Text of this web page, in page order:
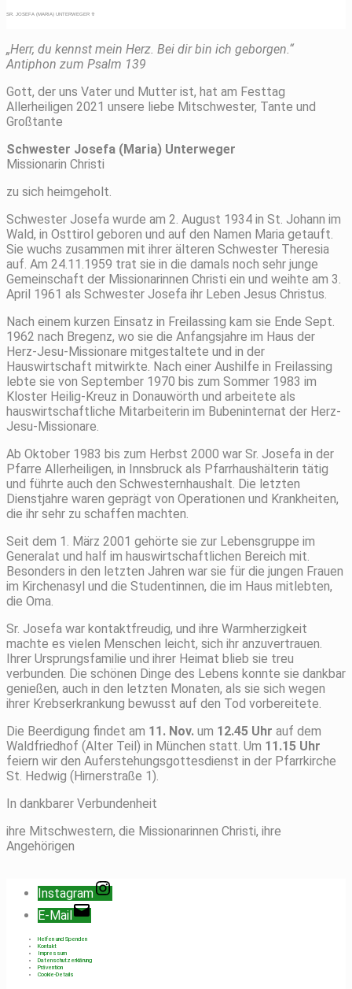
SR. JOSEFA (MARIA) UNTERWEGER ✞
„Herr, du kennst mein Herz. Bei dir bin ich geborgen.“
Antiphon zum Psalm 139
Gott, der uns Vater und Mutter ist, hat am Festtag
Allerheiligen 2021 unsere liebe Mitschwester, Tante und
Großtante
Schwester Josefa (Maria) Unterweger
Missionarin Christi
zu sich heimgeholt.
Schwester Josefa wurde am 2. August 1934 in St. Johann im
Wald, in Osttirol geboren und auf den Namen Maria getauft.
Sie wuchs zusammen mit ihrer älteren Schwester Theresia
auf. Am 24.11.1959 trat sie in die damals noch sehr junge
Gemeinschaft der Missionarinnen Christi ein und weihte am 3.
April 1961 als Schwester Josefa ihr Leben Jesus Christus.
Nach einem kurzen Einsatz in Freilassing kam sie Ende Sept.
1962 nach Bregenz, wo sie die Anfangsjahre im Haus der
Herz-Jesu-Missionare mitgestaltete und in der
Hauswirtschaft mitwirkte. Nach einer Aushilfe in Freilassing
lebte sie von September 1970 bis zum Sommer 1983 im
Kloster Heilig-Kreuz in Donauwörth und arbeitete als
hauswirtschaftliche Mitarbeiterin im Bubeninternat der Herz-
Jesu-Missionare.
Ab Oktober 1983 bis zum Herbst 2000 war Sr. Josefa in der
Pfarre Allerheiligen, in Innsbruck als Pfarrhaushälterin tätig
und führte auch den Schwesternhaushalt. Die letzten
Dienstjahre waren geprägt von Operationen und Krankheiten,
die ihr sehr zu schaffen machten.
Seit dem 1. März 2001 gehörte sie zur Lebensgruppe im
Generalat und half im hauswirtschaftlichen Bereich mit.
Besonders in den letzten Jahren war sie für die jungen Frauen
im Kirchenasyl und die Studentinnen, die im Haus mitlebten,
die Oma.
Sr. Josefa war kontaktfreudig, und ihre Warmherzigkeit
machte es vielen Menschen leicht, sich ihr anzuvertrauen.
Ihrer Ursprungsfamilie und ihrer Heimat blieb sie treu
verbunden. Die schönen Dinge des Lebens konnte sie dankbar
genießen, auch in den letzten Monaten, als sie sich wegen
ihrer Krebserkrankung bewusst auf den Tod vorbereitete.
Die Beerdigung findet am 11. Nov. um 12.45 Uhr auf dem
Waldfriedhof (Alter Teil) in München statt. Um 11.15 Uhr
feiern wir den Auferstehungsgottesdienst in der Pfarrkirche
St. Hedwig (Hirnerstraße 1).
In dankbarer Verbundenheit
ihre Mitschwestern, die Missionarinnen Christi, ihre
Angehörigen
Instagram
E-Mail
Helfen und Spenden
Kontakt
Impressum
Datenschutzerklärung
Prävention
Cookie-Details